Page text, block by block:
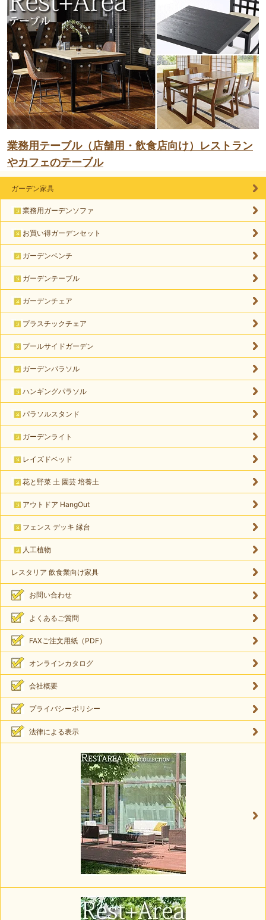
業務用テーブル（店舗用・飲食店向け）レストラン
やカフェのテーブル
ガーデン家具
業務用ガーデンソファ
お買い得ガーデンセット
ガーデンベンチ
ガーデンテーブル
ガーデンチェア
プラスチックチェア
プールサイドガーデン
ガーデンパラソル
ハンギングパラソル
パラソルスタンド
ガーデンライト
レイズドベッド
花と野菜 土 園芸 培養土
アウトドア HangOut
フェンス デッキ 縁台
人工植物
レスタリア 飲食業向け家具
お問い合わせ
よくあるご質問
FAXご注文用紙（PDF）
オンラインカタログ
会社概要
プライバシーポリシー
法律による表示